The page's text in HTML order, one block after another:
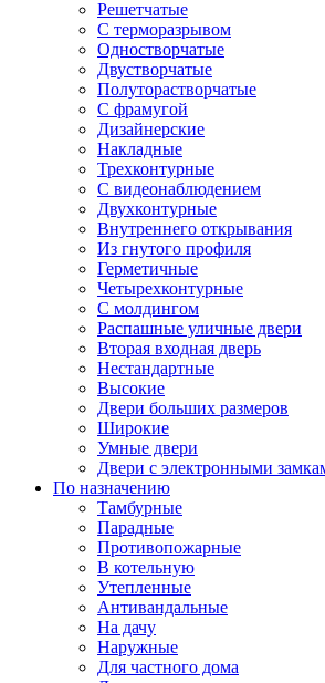
Решетчатые
С терморазрывом
Одностворчатые
Двустворчатые
Полуторастворчатые
С фрамугой
Дизайнерские
Накладные
Трехконтурные
С видеонаблюдением
Двухконтурные
Внутреннего открывания
Из гнутого профиля
Герметичные
Четырехконтурные
С молдингом
Распашные уличные двери
Вторая входная дверь
Нестандартные
Высокие
Двери больших размеров
Широкие
Умные двери
Двери с электронными
По назначению
Тамбурные
Парадные
Противопожарные
В котельную
Утепленные
Антивандальные
На дачу
Наружные
Для частного дома